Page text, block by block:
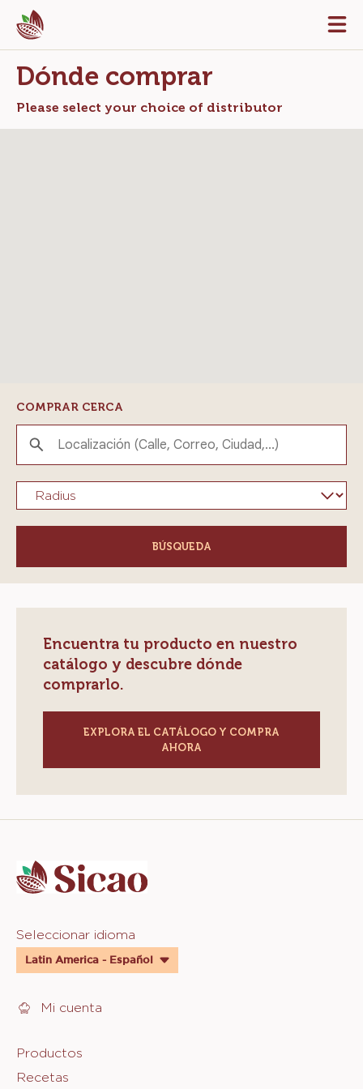
Skip
to
main
content
Dónde comprar
Please select your choice of distributor
COMPRAR CERCA
Select
radius
Encuentra tu producto en nuestro
catálogo y descubre dónde
comprarlo.
EXPLORA EL CATÁLOGO Y COMPRA
AHORA
info
Website
quick
links
Seleccionar idioma
Latin America - Español
Mi cuenta
Footer
Productos
Recetas